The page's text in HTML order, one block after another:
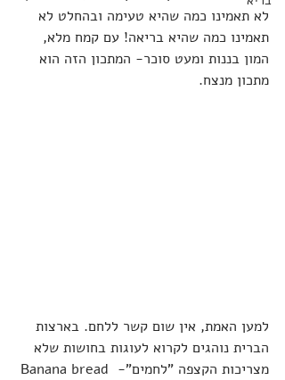
לא תאמינו כמה שהיא טעימה ובהחלט לא
תאמינו כמה שהיא בריאה! עם קמח מלא,
המון בננות ומעט סוכר- המתכון הזה הוא
מתכון מנצח.
למען האמת, אין שום קשר ללחם. בארצות
הברית נוהגים לקרוא לעוגות בחושות שלא